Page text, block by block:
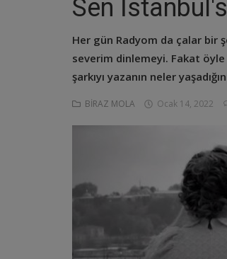
BİRAZ MOLA
Sen
Her gün Radyom da çalar bir
severim dinlemeyi. Fakat öyle
şarkıyı yazanın neler
BİRAZ MOLA Ocak 14, 2022